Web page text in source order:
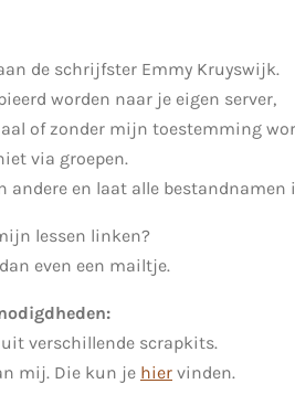
de schrijfster Emmy Kruyswijk.
worden naar je eigen server,
of zonder mijn toestemming
via groepen.
andere en laat alle bestandnamen
lessen linken?
dan even een mailtje.
verschillende scrapkits.
mij. Die kun je hier vinden.